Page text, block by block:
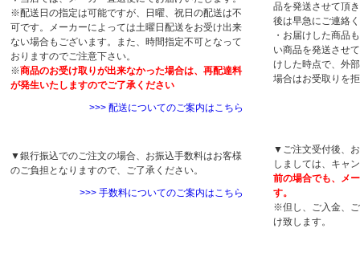
※配送日の指定は可能ですが、日曜、祝日の配送は不
可です。メーカーによっては土曜日配送をお受け出来
ない場合もございます。また、時間指定不可となって
おりますのでご注意下さい。
※商品のお受け取りが出来なかった場合は、再配達料
が発生いたしますのでご了承ください
>>> 配送についてのご案内はこちら
▼銀行振込でのご注文の場合、お振込手数料はお客様
のご負担となりますので、ご了承ください。
>>> 手数料についてのご案内はこちら
品を発送させて頂
後は早急にご連絡
・お届けした商品
い商品を発送させ
けした時点で、外
場合はお受取りを
▼ご注文受付後、
しましては、キャ
前の場合でも、メ
す。
※但し、ご入金、
け致します。